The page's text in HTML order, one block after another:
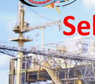
Mesin Sewa
Putri Puyu Tuntut
Dan Perwakilan